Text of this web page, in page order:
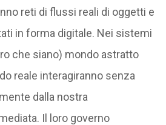
reti di flussi reali di oggetti e
in forma digitale. Nei sistemi
che siano) mondo astratto
reale interagiranno senza
dalla nostra
Il loro governo